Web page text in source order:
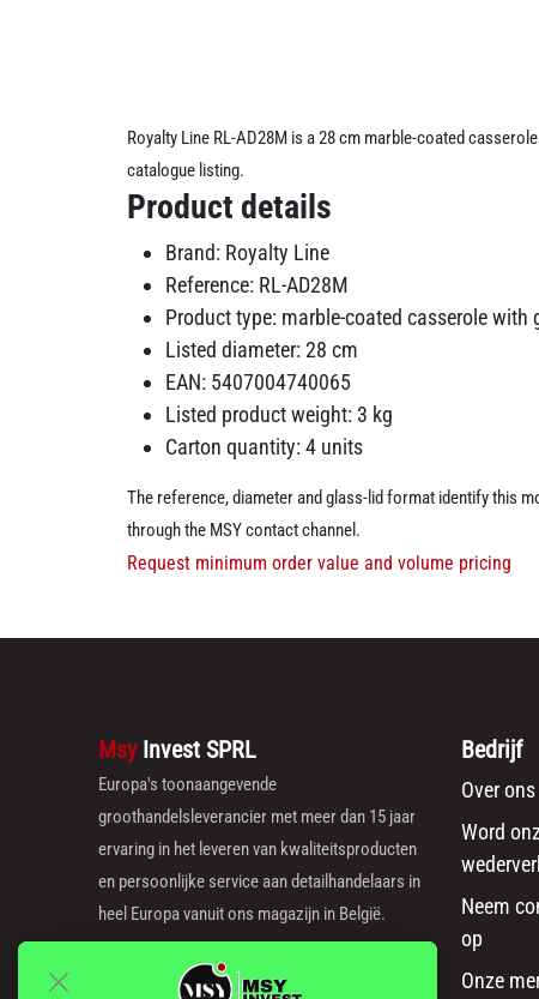
Royalty Line RL-AD28M is a 28 cm marble-coated
catalogue listing.
Product details
Brand: Royalty Line
Reference: RL-AD28M
Product type: marble-coated casserole with
Listed diameter: 28 cm
EAN: 5407004740065
Listed product weight: 3 kg
Carton quantity: 4 units
The reference, diameter and glass-lid format identify this
through the MSY contact channel.
Request minimum order value and volume pricing
Msy Invest SPRL
Europa's toonaangevende
groothandelsleverancier met meer dan 15 jaar
ervaring in het leveren van kwaliteitsproducten
en persoonlijke service aan detailhandelaars in
heel Europa vanuit ons magazijn in België.
Bedrijf
Over ons
Word
Neem
op
Onze